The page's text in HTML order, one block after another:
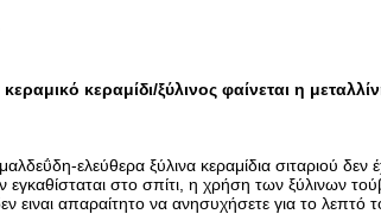
κεραμίδι/ξύλινος φαίνεται η
ελεύθερα ξύλινα κεραμίδια σιταριού
στο σπίτι, η χρήση των ξύλινων
ειναι απαραίτητο να ανησυχήσετε για το